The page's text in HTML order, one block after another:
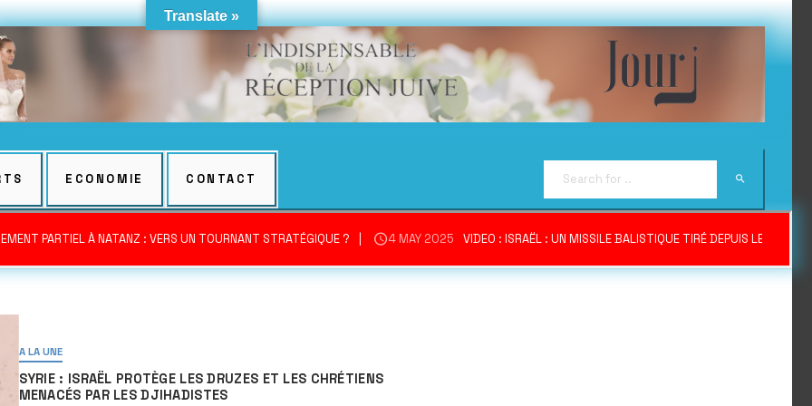
ECONOMIE CONTACT
PARTIEL À NATANZ : VERS UN TOURNANT STRATÉGIQUE ? 4 MAY 2025 VIDEO : ISRAËL : UN MISSILE BALISTIQUE TIRÉ DEPUIS LE YÉMEN
A LA UNE
SYRIE : ISRAËL PROTÈGE LES DRUZES ET LES CHRÉTIENS
MENACÉS PAR LES DJIHADISTES
Translate »